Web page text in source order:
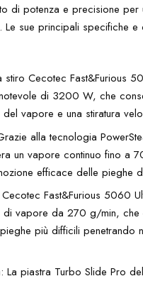
di potenza e precisione per
sue principali specifiche e
stiro Cecotec Fast&Furious
di 3200 W, che
vapore e una stiratura
alla tecnologia
un vapore continuo fino a
efficace delle pieghe
Fast&Furious 5060
di vapore da 270 g/min,
più difficili penetrando
La piastra Turbo Slide Pro